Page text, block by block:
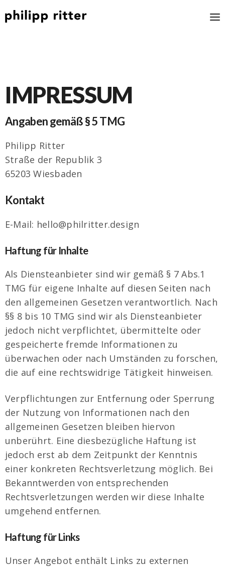
IMPRESSUM
Angaben gemäß § 5 TMG
Philipp Ritter
Straße der Republik 3
65203 Wiesbaden
Kontakt
E-Mail: hello@philritter.design
Haftung für Inhalte
Als Diensteanbieter sind wir gemäß § 7 Abs.1
TMG für eigene Inhalte auf diesen Seiten nach
den allgemeinen Gesetzen verantwortlich. Nach
§§ 8 bis 10 TMG sind wir als Diensteanbieter
jedoch nicht verpflichtet, übermittelte oder
gespeicherte fremde Informationen zu
überwachen oder nach Umständen zu forschen,
die auf eine rechtswidrige Tätigkeit hinweisen.
Verpflichtungen zur Entfernung oder Sperrung
der Nutzung von Informationen nach den
allgemeinen Gesetzen bleiben hiervon
unberührt. Eine diesbezügliche Haftung ist
jedoch erst ab dem Zeitpunkt der Kenntnis
einer konkreten Rechtsverletzung möglich. Bei
Bekanntwerden von entsprechenden
Rechtsverletzungen werden wir diese Inhalte
umgehend entfernen.
Haftung für Links
Unser Angebot enthält Links zu externen